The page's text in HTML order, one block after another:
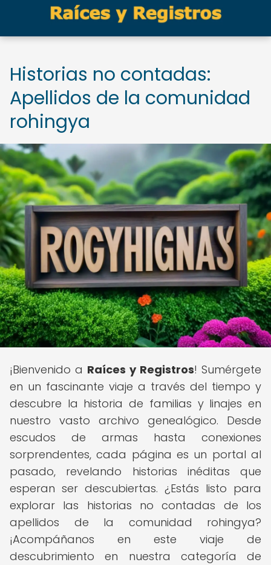
Historias no contadas:
Apellidos de la comunidad
rohingya
¡Bienvenido a Raíces y Registros! Sumérgete
en un fascinante viaje a través del tiempo y
descubre la historia de familias y linajes en
nuestro vasto archivo genealógico. Desde
escudos de armas hasta conexiones
sorprendentes, cada página es un portal al
pasado, revelando historias inéditas que
esperan ser descubiertas. ¿Estás listo para
explorar las historias no contadas de los
apellidos de la comunidad rohingya?
¡Acompáñanos en este viaje de
descubrimiento en nuestra categoría de